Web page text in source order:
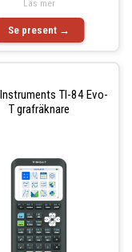
Se present →
Läs mer
TI-84 Evo-
T grafräknare